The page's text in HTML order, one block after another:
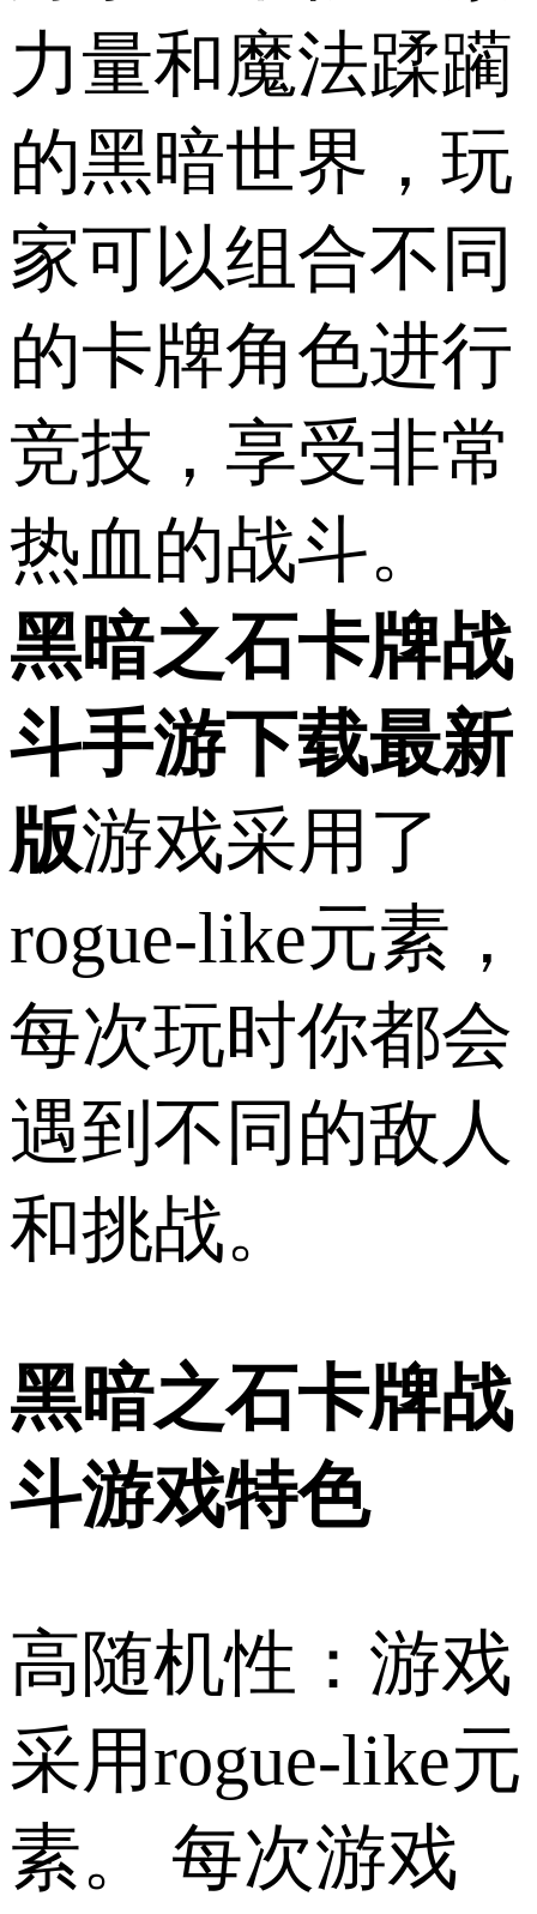
力量和魔法蹂躏
的黑暗世界，玩
家可以组合不同
的卡牌角色进行
竞技，享受非常
热血的战斗。
黑暗之石卡牌战
斗手游下载最新
版游戏采用了
rogue-like元素，
每次玩时你都会
遇到不同的敌人
和挑战。
黑暗之石卡牌战
斗游戏特色
高随机性：游戏
采用rogue-like元
素。 每次游戏